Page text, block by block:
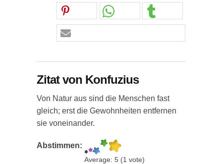
Zitat von Konfuzius
Von Natur aus sind die Menschen fast
gleich; erst die Gewohnheiten entfernen
sie voneinander.
Abstimmen:
Average: 5 (1 vote)